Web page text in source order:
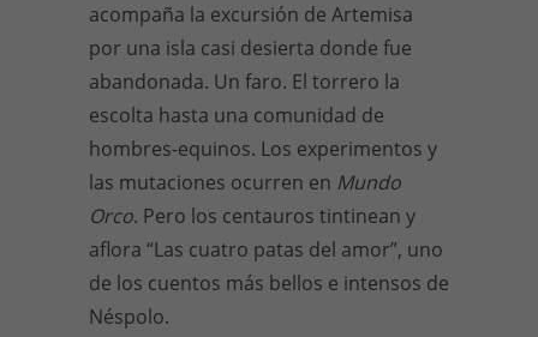
acompaña la excursión de Artemisa
por una isla casi desierta donde fue
abandonada. Un faro. El torrero la
escolta hasta una comunidad de
hombres-equinos. Los experimentos y
las mutaciones ocurren en Mundo
Orco. Pero los centauros tintinean y
aflora “Las cuatro patas del amor”, uno
de los cuentos más bellos e intensos de
Néspolo.